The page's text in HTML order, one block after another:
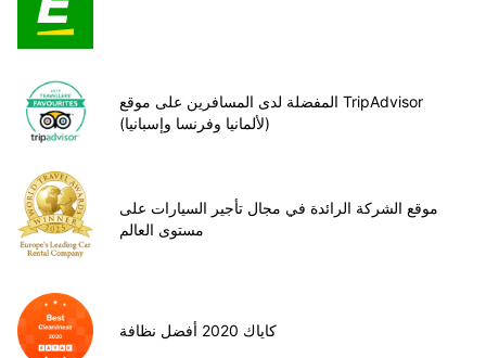
المفضلة لدى المسافرين على موقع TripAdvisor
(لألمانيا وفرنسا وإسبانيا)
موقع الشركة الرائدة في مجال تأجير السيارات على
مستوى العالم
كاياك 2020 أفضل نظافة